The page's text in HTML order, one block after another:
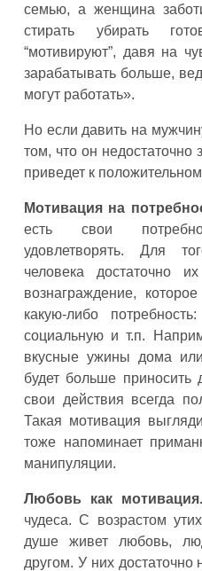
семью, а женщина
стирать убирать
“мотивируют”, давя на
зарабатывать больше,
могут работать».
Но если давить на
том, что он недостаточно
приведет к
Мотивация на
есть свои
удовлетворять. Для
человека достаточно
вознаграждение,
какую-либо
социальную и т.п.
вкусные ужины дома
будет больше приносить
свои действия всегда
Такая мотивация
тоже напоминает
манипуляции.
Любовь как мотивация.
чудеса. С возрастом
душе живет любовь,
другом. У них